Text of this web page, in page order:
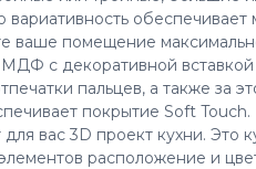
вариативность
ваше помещение
с декоративной
пальцев, а также за
покрытие Soft
для вас 3D проект кухни. Это
расположение и